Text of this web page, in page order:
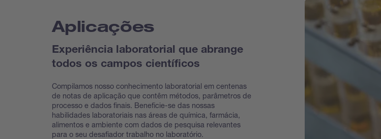
Aplicações
Experiência laboratorial que abrange
todos os campos científicos
Compilamos nosso conhecimento laboratorial em centenas
de notas de aplicação que contêm métodos, parâmetros de
processo e dados finais. Beneficie-se das nossas
habilidades laboratoriais nas áreas de química, farmácia,
alimentos e ambiente com dados de pesquisa relevantes
para o seu desafiador trabalho no laboratório.